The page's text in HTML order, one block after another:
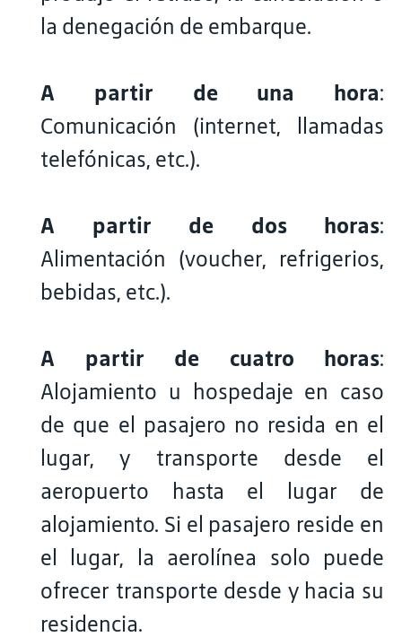
la denegación de embarque.
A partir de una hora:
Comunicación (internet, llamadas
telefónicas, etc.).
A partir de dos horas:
Alimentación (voucher, refrigerios,
bebidas, etc.).
A partir de cuatro horas:
Alojamiento u hospedaje en caso
de que el pasajero no resida en el
lugar, y transporte desde el
aeropuerto hasta el lugar de
alojamiento. Si el pasajero reside en
el lugar, la aerolínea solo puede
ofrecer transporte desde y hacia su
residencia.